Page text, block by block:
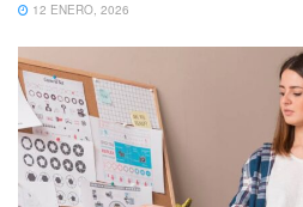
12 ENERO, 2026